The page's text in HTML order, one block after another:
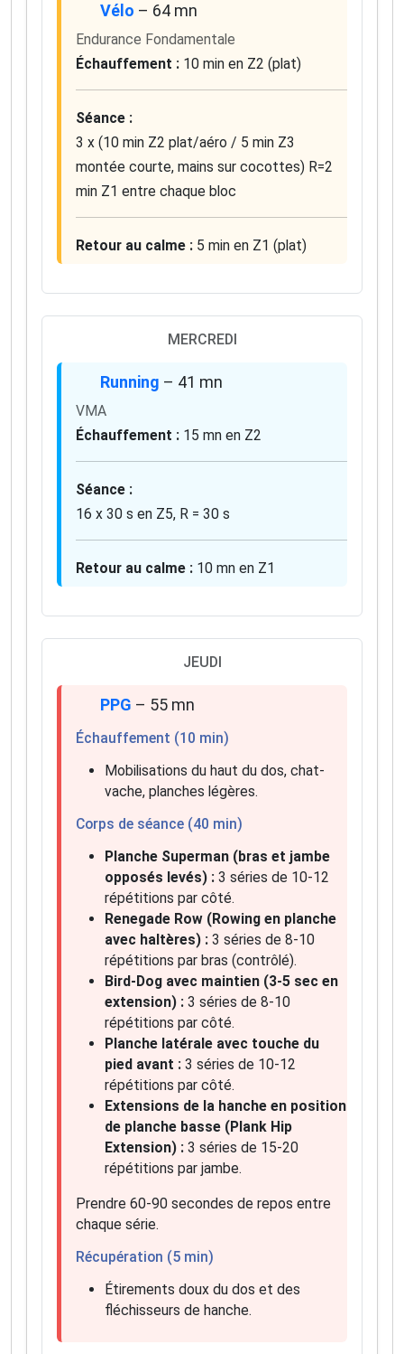
Vélo – 64 mn
Endurance Fondamentale
Échauffement : 10 min en Z2 (plat)
Séance :
3 x (10 min Z2 plat/aéro / 5 min Z3
montée courte, mains sur cocottes) R=2
min Z1 entre chaque bloc
Retour au calme : 5 min en Z1 (plat)
MERCREDI
Running – 41 mn
VMA
Échauffement : 15 mn en Z2
Séance :
16 x 30 s en Z5, R = 30 s
Retour au calme : 10 mn en Z1
JEUDI
PPG – 55 mn
Échauffement (10 min)
Mobilisations du haut du dos, chat-
vache, planches légères.
Corps de séance (40 min)
Planche Superman (bras et jambe
opposés levés) : 3 séries de 10-12
répétitions par côté.
Renegade Row (Rowing en planche
avec haltères) : 3 séries de 8-10
répétitions par bras (contrôlé).
Bird-Dog avec maintien (3-5 sec en
extension) : 3 séries de 8-10
répétitions par côté.
Planche latérale avec touche du
pied avant : 3 séries de 10-12
répétitions par côté.
Extensions de la hanche en position
de planche basse (Plank Hip
Extension) : 3 séries de 15-20
répétitions par jambe.
Prendre 60-90 secondes de repos entre
chaque série.
Récupération (5 min)
Étirements doux du dos et des
fléchisseurs de hanche.